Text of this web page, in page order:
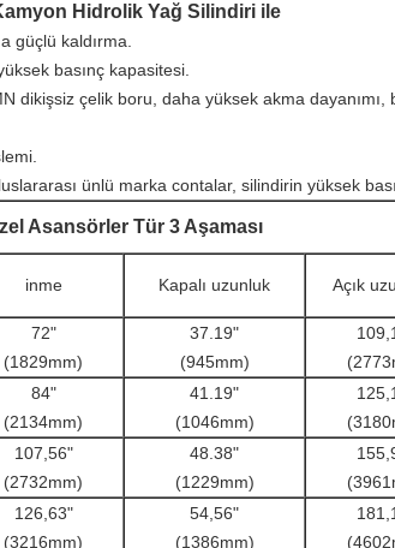
Hidrolik Yağ Silindiri ile
güçlü kaldırma.
basınç kapasitesi.
dikişsiz çelik boru, daha yüksek akma
ünlü marka contalar, silindirin yüksek
Asansörler Tür 3 Aşaması
inme Kapalı uzunluk Açık
72"
(1829mm)
37.19"
(945mm)
84"
(2134mm)
41.19"
(1046mm)
107,56"
(2732mm)
48.38"
(1229mm)
126,63"
(3216mm)
54,56"
(1386mm)